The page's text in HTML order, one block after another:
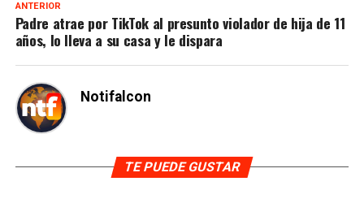
ANTERIOR
Padre atrae por TikTok al presunto violador de hija de 11
años, lo lleva a su casa y le dispara
Notifalcon
TE PUEDE GUSTAR